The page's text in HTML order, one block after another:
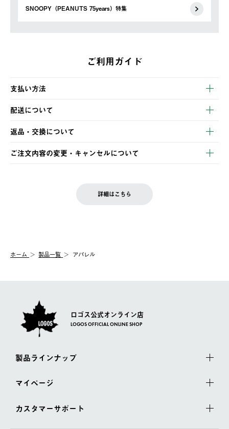
SNOOPY（PEANUTS 75years）特集
ご利用ガイド
支払い方法
以下のいずれかの方法でお支払いいただけます。
・クレジットカード決済
・コンビニ決済
・Pay-easy決済
配送について
【発送スケジュール】
ご注文・ご入金完了より2営業日以内に商品を発送いたします。
土日祝の発送はございませんので、木曜日以降のご注文は週明け
の発送となる場合がございます。
【配送業者】
佐川急便にて配送されます。
返品・交換について
※お客様都合の場合
お客様都合の返品にかかる送料は、お客様ご負担とさせていただ
む）は受け付けておりません。
一度お手元の商品を返品いただき、ご希望商品を再注文してくだ
ご注文内容の変更・キャンセルについて
LOGOS FAMILY会員の方は、会員マイページ内 購入履歴画面に
詳細はこちら
ホーム 製品一覧 アパレル
ロゴス公式オンライン店
LOGOS OFFICIAL ONLINE SHOP
製品ラインナップ
マイページ
カスタマーサポート